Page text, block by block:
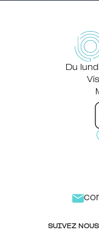
Du
SUIVEZ